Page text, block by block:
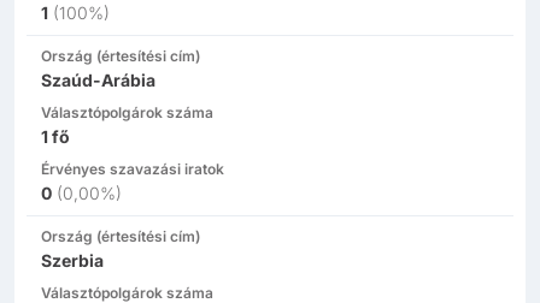
1 (100%)
Ország (értesítési cím)
Szaúd-Arábia
Választópolgárok száma
1fő
Érvényes szavazási iratok
0 (0,00%)
Ország (értesítési cím)
Szerbia
Választópolgárok száma